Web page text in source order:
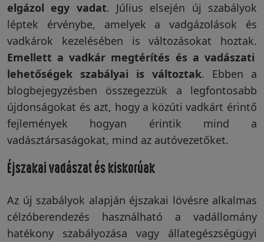
Rágcsálóriasztás
Vakondriasztás
Villanypásztor
Napelem
GPS
nyomkövetés
elgázol egy vadat. Július elsején új szabályok
léptek érvénybe, amelyek a vadgázolások és
vadkárok kezelésében is változásokat hoztak.
Emellett a vadkár megtérítés és a vadászati
lehetőségek szabályai is változtak. Ebben a
blogbejegyzésben összegezzük a legfontosabb
újdonságokat és azt, hogy a közúti vadkárt érintő
fejlemények hogyan érintik mind a
vadásztársaságokat, mind az autóvezetőket.
Éjszakai vadászat és kiskorúak
Az új szabályok alapján éjszakai lövésre alkalmas
célzóberendezés használható a vadállomány
hatékony szabályozása vagy állategészségügyi